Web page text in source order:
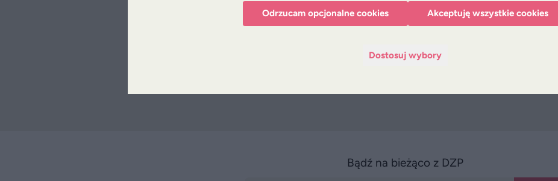
i SzefaPraktyki Infrastruktury i Energetykioraz
Tomasz Darowski, Partner,Norbert Zakrzewski,
Bądź na bieżąco z DZP
Odrzucam opcjonalne cookies Akceptuję wszystkie cookies
Dostosuj wybory